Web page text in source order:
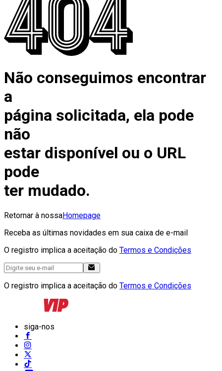
Não conseguimos encontrar
a
página solicitada, ela pode
não
estar disponível ou o URL
pode
ter mudado.
Retornar à nossaHomepage
Receba as últimas novidades em sua caixa de e-mail
O registro implica a aceitação do Termos e Condições
O registro implica a aceitação do Termos e Condições
siga-nos